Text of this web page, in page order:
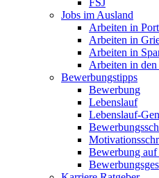
FSJ
Jobs im Ausland
Arbeiten in
Arbeiten in
Arbeiten in
Arbeiten in
Bewerbungstipps
Bewerbung
Lebenslauf
Lebenslauf-
Bewerbung